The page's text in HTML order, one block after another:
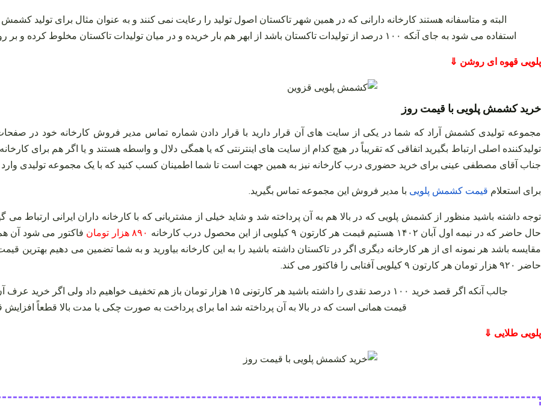
البته و متاسفانه هستند کارخانه دارانی که در همین شهر تاکستان اصول تولید را رعایت نمی‌ کنند و به عنوان مثال برای تولید
استفاده می‌ شود به جای آنکه ۱۰۰ درصد از تولیدات تاکستان باشد از ابهر هم بار خریده و در میان تولیدات تاکستان مخلوط کرده و بر روی خط تولید می‌ ریزند تا خروجی کار برایش ارزان‌ تر تمام شود.
پلویی قهوه ای روشن ⇓
خرید کشمش پلویی با قیمت روز
مجموعه تولیدی کشمش آراد که شما در یکی از سایت‌ های آن قرار دارید با قرار دادن شماره تماس مدیر فروش کارخانه خود در
تولیدکننده اصلی ارتباط بگیرید اتفاقی که تقریباً در هیچ کدام از سایت‌ های اینترنتی که یا همگی دلال و واسطه هستند و یا اگر هم برای
جناب آقای مصطفی عینی برای خرید حضوری درب کارخانه نیز به همین جهت است تا شما اطمینان کسب کنید که با یک مجموعه تولیدی
برای استعلام قیمت کشمش پلویی با مدیر فروش این مجموعه تماس بگیرید.
توجه داشته باشید منظور از کشمش پلویی که در بالا هم به آن پرداخته شد و شاید خیلی از مشتریانی که با کارخانه داران ایرانی ارتباط
حال حاضر که در نیمه اول آبان ۱۴۰۲ هستیم قیمت هر کارتون ۹ کیلویی از این محصول درب کارخانه
۸۹۰ هزار تومان
فاکتور می‌ شود آن
مقایسه باشد هر نمونه‌ ای از هر کارخانه دیگری اگر در تاکستان داشته باشید را به این کارخانه بیاورید و به شما تضمین می‌ دهیم بهترین
حاضر ۹۲۰ هزار تومان هر کارتون ۹ کیلویی آفتابی را فاکتور می‌ کند.
قیمت همانی است که در بالا به آن پرداخته شد اما برای پرداخت به صورت چکی با مدت بالا قطعاً
پلویی طلایی ⇓